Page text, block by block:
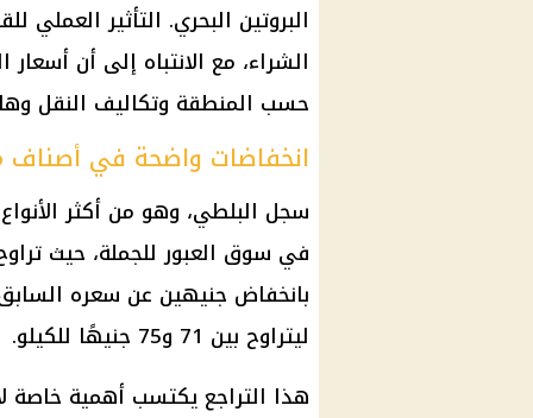
البروتين البحري. التأثير العملي
الشراء، مع الانتباه إلى أن
حسب المنطقة وتكاليف النقل
انخفاضات واضحة في أصناف
سجل البلطي، وهو من أكثر
بانخفاض جنيهين عن سعره
ليتراوح بين 71 و75 جنيهًا للكيلو.
هذا التراجع يكتسب أهمية خاصة